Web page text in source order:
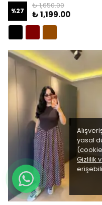
yasal
Gizlilik
%27
₺ 1,650.00
₺ 1,199.00